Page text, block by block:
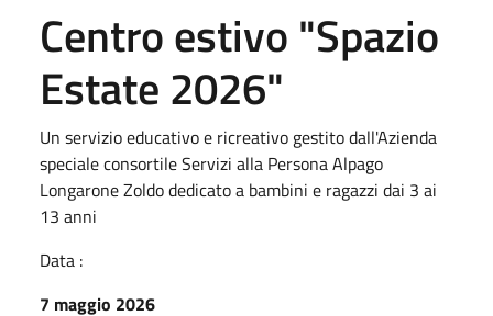
Centro estivo "Spazio
Estate 2026"
Un servizio educativo e ricreativo gestito dall'Azienda
speciale consortile Servizi alla Persona Alpago
Longarone Zoldo dedicato a bambini e ragazzi dai 3 ai
13 anni
Data :
7 maggio 2026